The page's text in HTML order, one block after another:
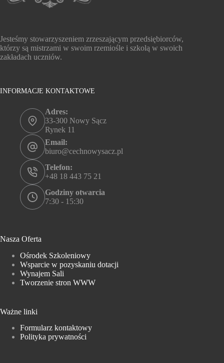
Jesteśmy stowarzyszeniem zrzeszającym przedsiębiorców,
którzy są mistrzami w swoim rzemiośle i szkolą w swoich
zakładach uczniów.
INFORMACJE KONTAKTOWE
Adres:
33-300 Nowy Sącz
Rynek 11
Email:
biuro@cechnowysacz.pl
Telefon:
+48 18 443 75 21
Godziny otwarcia
7:30 - 15:30
Nasza Oferta
Ośrodek Szkoleniowy
Wsparcie w pozyskaniu dotacji
Wynajem Sali
Tworzenie stron WWW
Ważne linki
Formularz kontaktowy
Polityka prywatności